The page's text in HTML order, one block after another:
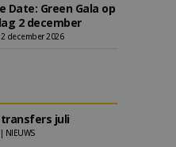
Date: Green Gala op
2 december
december 2026
transfers juli
NIEUWS